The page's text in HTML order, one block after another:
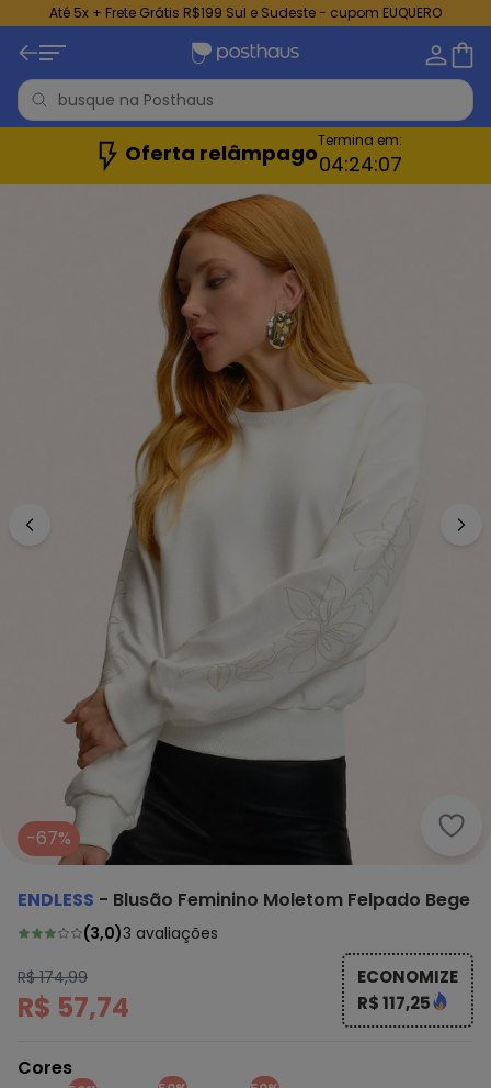
Até 5x + Frete Grátis R$199 Sul e Sudeste - cupom EUQUERO
Oferta relâmpagoTermina em:
04:24:05
-67%
ENDLESS - Blusão Feminino Moletom Felpado Bege
(3,0)3 avaliações
R$ 174,99
R$ 57,74
ECONOMIZE
R$ 117,25
Cores